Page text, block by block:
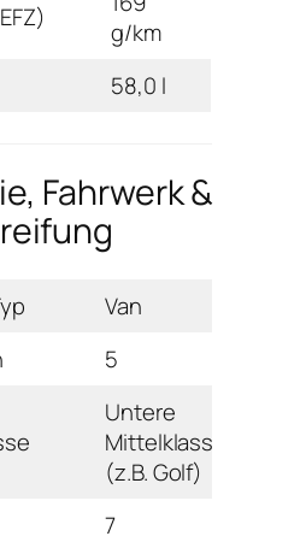
g/km
58,0 l
Fahrwerk &
Van
5
Untere
Mittelklasse
(z.B. Golf)
7